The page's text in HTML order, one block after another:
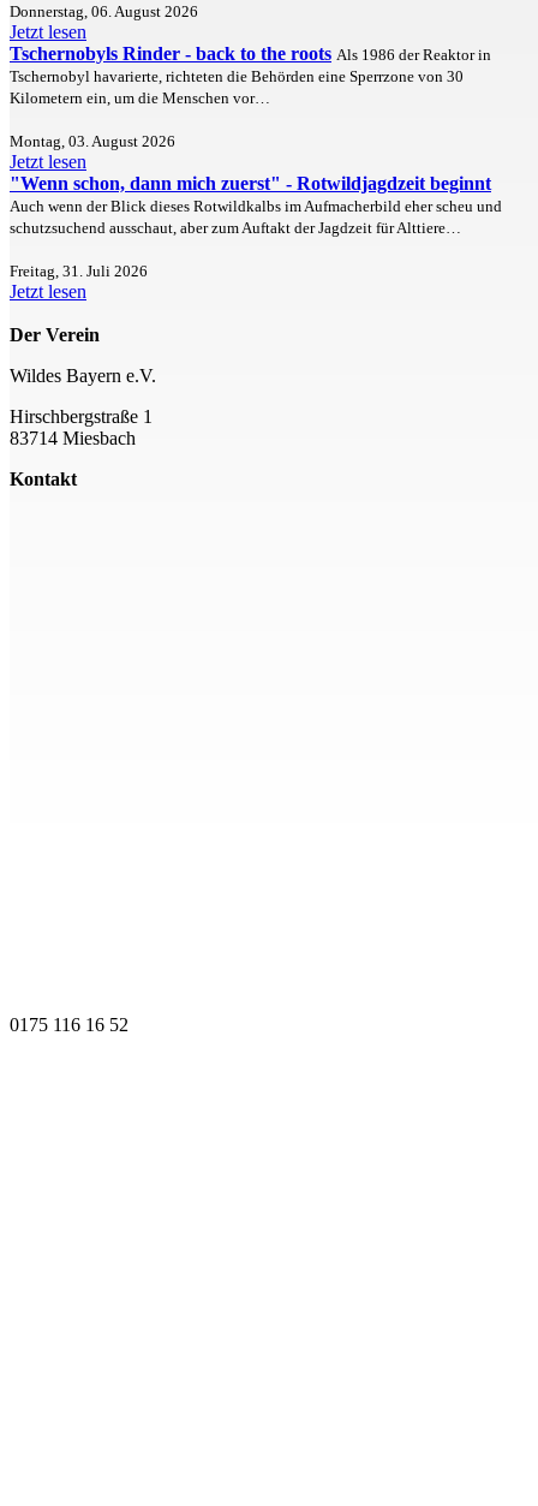
Donnerstag, 06. August 2026
Jetzt lesen
Tschernobyls Rinder - back to the roots Als 1986 der Reaktor in
Tschernobyl havarierte, richteten die Behörden eine Sperrzone von 30
Kilometern ein, um die Menschen vor…
Montag, 03. August 2026
Jetzt lesen
"Wenn schon, dann mich zuerst" - Rotwildjagdzeit beginnt
Auch wenn der Blick dieses Rotwildkalbs im Aufmacherbild eher scheu und
schutzsuchend ausschaut, aber zum Auftakt der Jagdzeit für Alttiere…
Freitag, 31. Juli 2026
Jetzt lesen
Der Verein
Wildes Bayern e.V.
Hirschbergstraße 1
83714 Miesbach
Kontakt
0175 116 16 52